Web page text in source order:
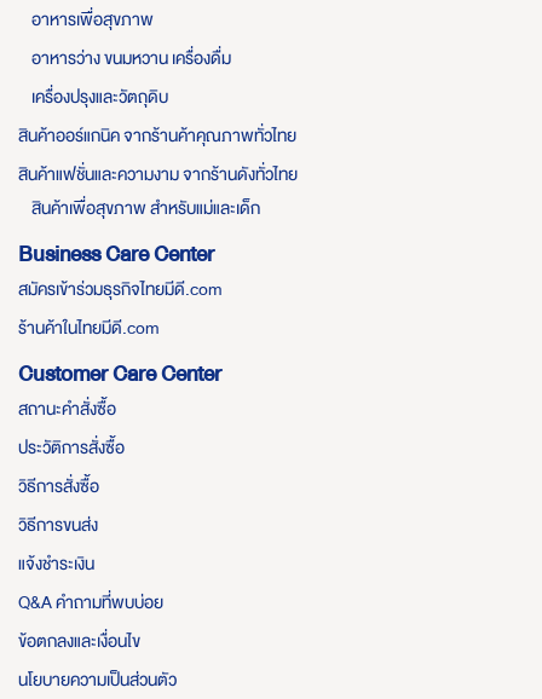
อาหารเพื่อสุขภาพ
อาหารว่าง ขนมหวาน เครื่องดื่ม
เครื่องปรุงและวัตถุดิบ
สินค้าออร์แกนิค จากร้านค้าคุณภาพทั่วไทย
สินค้าแฟชั่นและความงาม จากร้านดังทั่วไทย
สินค้าเพื่อสุขภาพ สำหรับแม่และเด็ก
Business Care Center
สมัครเข้าร่วมธุรกิจไทยมีดี.com
ร้านค้าในไทยมีดี.com
Customer Care Center
สถานะคำสั่งซื้อ
ประวัติการสั่งซื้อ
วิธีการสั่งซื้อ
วิธีการขนส่ง
แจ้งชำระเงิน
Q&A คำถามที่พบบ่อย
ข้อตกลงและเงื่อนไข
นโยบายความเป็นส่วนตัว